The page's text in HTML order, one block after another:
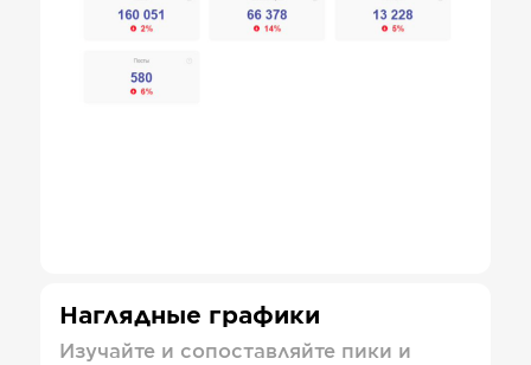
Наглядные графики
Изучайте и сопоставляйте пики и